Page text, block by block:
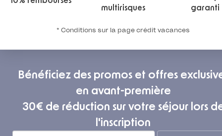
multirisques
garanti
* Conditions sur la page crédit vacances
Bénéficiez des promos et offres
en avant-première
30€ de réduction sur votre séjour lors
l'inscription